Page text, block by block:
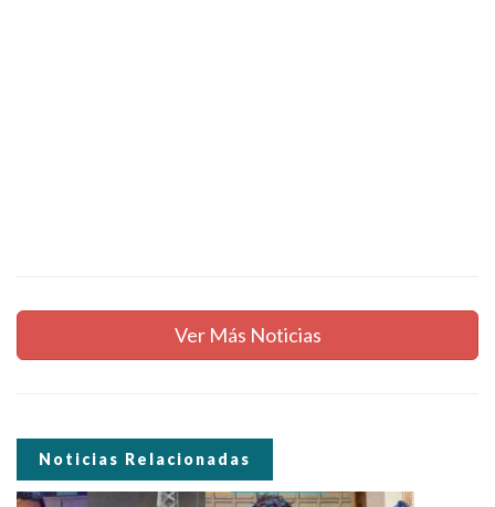
Ver Más Noticias
Noticias Relacionadas